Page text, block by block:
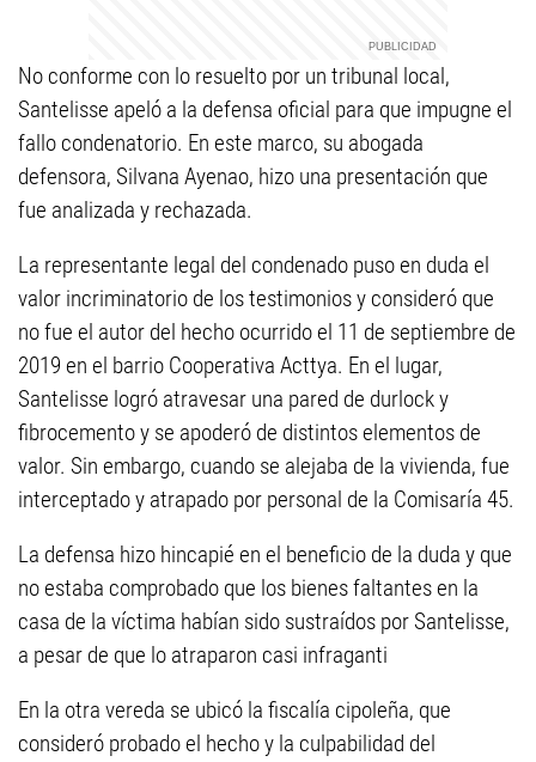
No conforme con lo resuelto por un tribunal local,
Santelisse apeló a la defensa oficial para que impugne el
fallo condenatorio. En este marco, su abogada
defensora, Silvana Ayenao, hizo una presentación que
fue analizada y rechazada.
La representante legal del condenado puso en duda el
valor incriminatorio de los testimonios y consideró que
no fue el autor del hecho ocurrido el 11 de septiembre de
2019 en el barrio Cooperativa Acttya. En el lugar,
Santelisse logró atravesar una pared de durlock y
fibrocemento y se apoderó de distintos elementos de
valor. Sin embargo, cuando se alejaba de la vivienda, fue
interceptado y atrapado por personal de la Comisaría 45.
La defensa hizo hincapié en el beneficio de la duda y que
no estaba comprobado que los bienes faltantes en la
casa de la víctima habían sido sustraídos por Santelisse,
a pesar de que lo atraparon casi infraganti
En la otra vereda se ubicó la fiscalía cipoleña, que
consideró probado el hecho y la culpabilidad del